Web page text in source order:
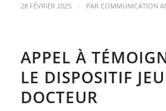
28 FÉVRIER 2025 / PAR COMMUNICATION
APPEL À
LE DISPOSITIF
DOCTEUR